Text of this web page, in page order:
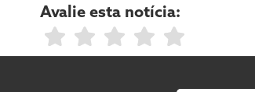
Avalie esta notícia: